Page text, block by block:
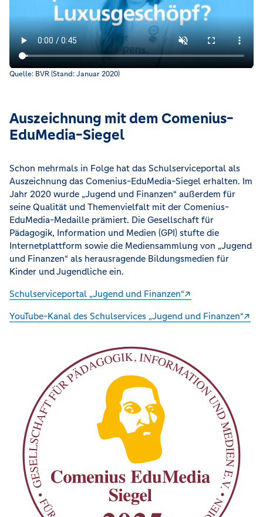
Geld verdienen ist schön, um sich was leisten zu können.
Quelle: BVR (Stand: Januar 2020)
Auszeichnung mit dem Comenius-
EduMedia-Siegel
Schon mehrmals in Folge hat das Schulserviceportal als
Auszeichnung das Comenius-EduMedia-Siegel erhalten. Im
Jahr 2020 wurde „Jugend und Finanzen“ außerdem für
seine Qualität und Themenvielfalt mit der Comenius-
EduMedia-Medaille prämiert. Die Gesellschaft für
Pädagogik, Information und Medien (GPI) stufte die
Internetplattform sowie die Mediensammlung von „Jugend
und Finanzen“ als herausragende Bildungsmedien für
Kinder und Jugendliche ein.
Schulserviceportal „Jugend und Finanzen“
YouTube-Kanal des Schulservices „Jugend und Finanzen“